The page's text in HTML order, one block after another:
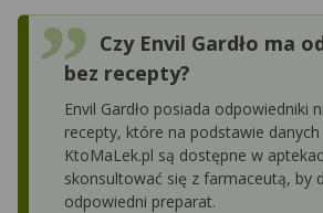
Czy Envil Gardło ma
bez recepty?
Envil Gardło posiada odpowiedniki
recepty, które na podstawie danych
KtoMaLek.pl są dostępne w
skonsultować się z farmaceutą, by
odpowiedni preparat.